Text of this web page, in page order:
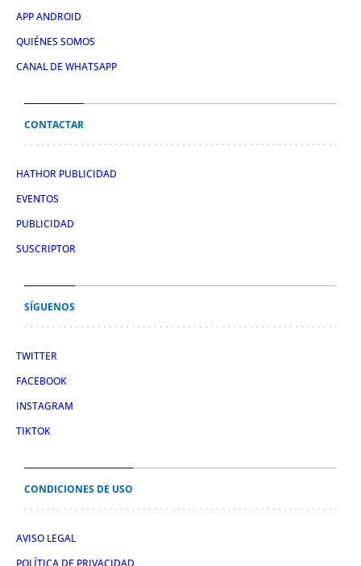
APP ANDROID
QUIÉNES SOMOS
CANAL DE WHATSAPP
CONTACTAR
HATHOR PUBLICIDAD
EVENTOS
PUBLICIDAD
SUSCRIPTOR
SÍGUENOS
TWITTER
FACEBOOK
INSTAGRAM
TIKTOK
CONDICIONES DE USO
AVISO LEGAL
POLÍTICA DE PRIVACIDAD